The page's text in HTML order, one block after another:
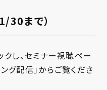
30まで）
クし、セミナー視聴ペー
グ配信」からご覧くださ